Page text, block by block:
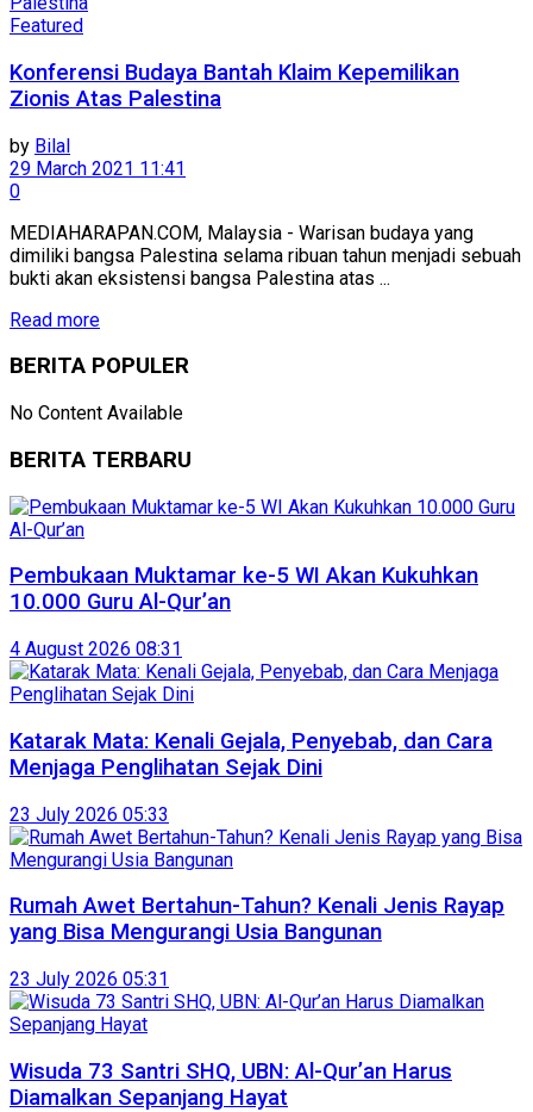
Featured
Konferensi Budaya Bantah Klaim Kepemilikan
Zionis Atas Palestina
by Bilal
29 March 2021 11:41
0
MEDIAHARAPAN.COM, Malaysia - Warisan budaya yang
dimiliki bangsa Palestina selama ribuan tahun menjadi sebuah
bukti akan eksistensi bangsa Palestina atas ...
Read more
BERITA POPULER
No Content Available
BERITA TERBARU
Pembukaan Muktamar ke-5 WI Akan Kukuhkan
10.000 Guru Al-Qur’an
4 August 2026 08:31
Katarak Mata: Kenali Gejala, Penyebab, dan Cara
Menjaga Penglihatan Sejak Dini
23 July 2026 05:33
Rumah Awet Bertahun-Tahun? Kenali Jenis Rayap
yang Bisa Mengurangi Usia Bangunan
23 July 2026 05:31
Wisuda 73 Santri SHQ, UBN: Al-Qur’an Harus
Diamalkan Sepanjang Hayat